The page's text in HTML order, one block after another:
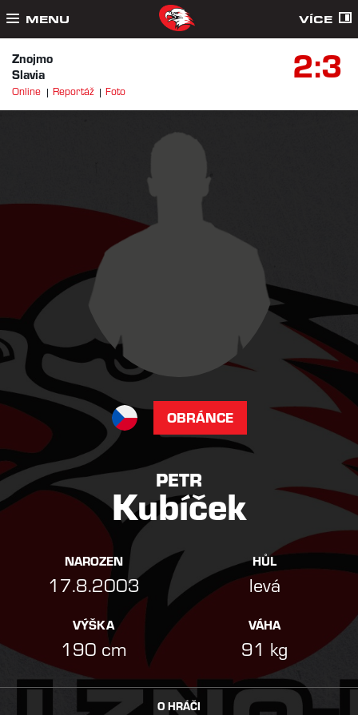
MENU VÍCE
Znojmo
Slavia
2:3
Online Reportáž Foto
OBRÁNCE
PETR
Kubíček
NAROZEN
17.8.2003
HŮL
levá
VÝŠKA
190 cm
VÁHA
91 kg
O HRÁČI